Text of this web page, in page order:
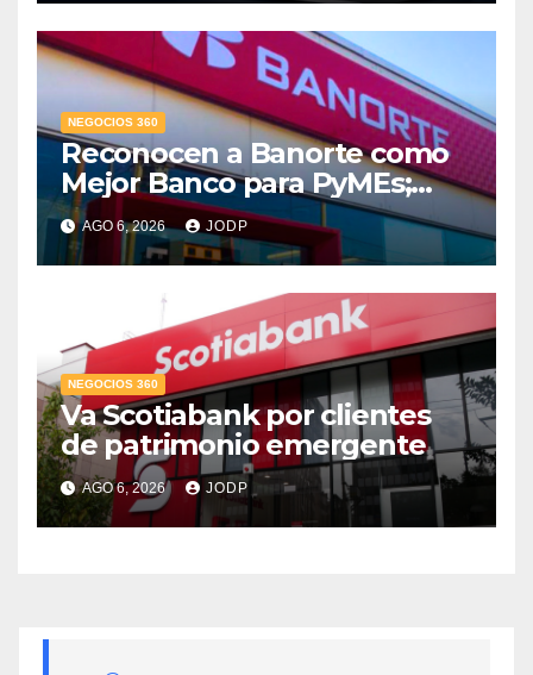
NEGOCIOS 360
Reconocen a Banorte como
Mejor Banco para PyMEs;
supera 14% del mercado
crediticio
AGO 6, 2026 JODP
NEGOCIOS 360
Va Scotiabank por clientes
de patrimonio emergente
AGO 6, 2026 JODP